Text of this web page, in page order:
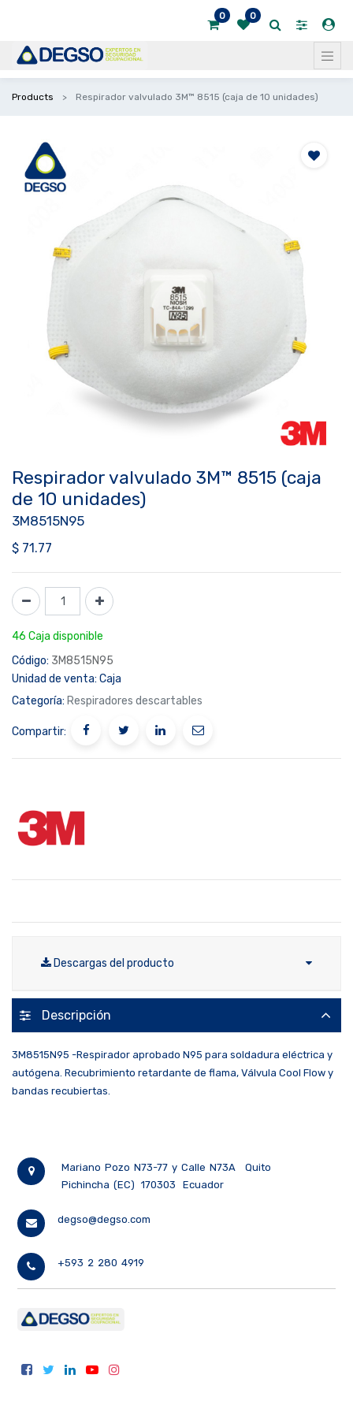
0 0
Products Respirador valvulado 3M™ 8515 (caja de 10 unidades)
Respirador valvulado 3M™ 8515 (caja
de 10 unidades)
3M8515N95
$ 71.77
46 Caja disponible
Código: 3M8515N95
Unidad de venta: Caja
Categoría: Respiradores descartables
Compartir:
Descargas del producto
Descripción
3M8515N95 -Respirador aprobado N95 para soldadura eléctrica y
autógena. Recubrimiento retardante de flama, Válvula Cool Flow y
bandas recubiertas.
Mariano Pozo N73-77 y Calle N73A
Quito
Pichincha (EC)
170303 Ecuador
degso@degso.com
+593 2 280 4919